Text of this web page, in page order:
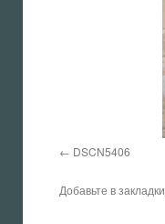
DSCN5406
Добавьте в закладки